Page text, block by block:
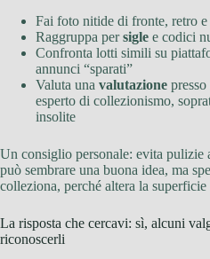
Fai foto nitide di fronte, retro
Raggruppa persigle e codici
Confronta lotti simili su
annunci “sparati”
Valuta una valutazione
esperto di collezionismo,
insolite
Un consiglio personale: evita pulizie
può sembrare una buona idea, ma
colleziona, perché altera la
La risposta che cercavi: sì, alcuni
riconoscerli